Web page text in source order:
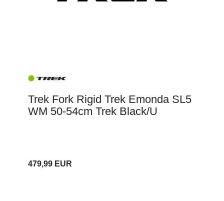
Trek Fork Rigid Trek Emonda SL5
WM 50-54cm Trek Black/U
479,99 EUR